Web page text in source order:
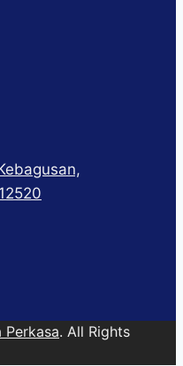
Perkasa. All Rights